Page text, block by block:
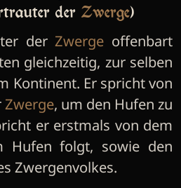
der Zwerge)
derZwerge offenbart
gleichzeitig, zur selben
Kontinent. Er spricht von
Zwerge, um den Hufen zu
er erstmals von dem
Hufen folgt, sowie den
Zwergenvolkes.